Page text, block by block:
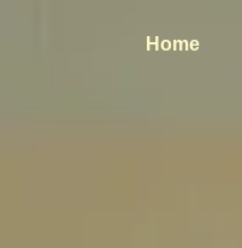
Home